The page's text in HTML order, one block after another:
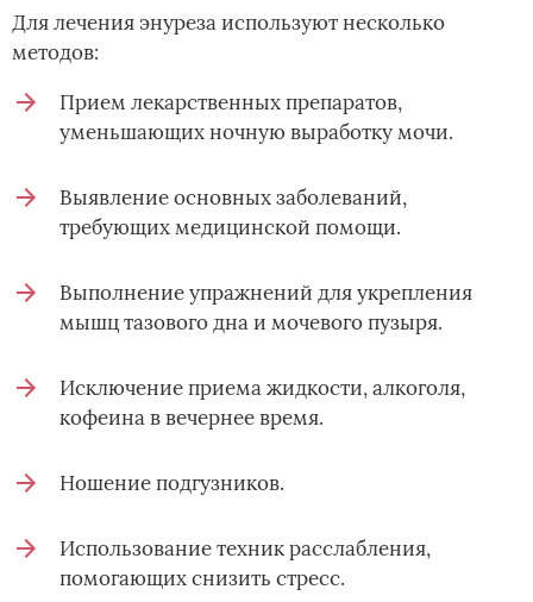
Для лечения энуреза используют несколько
методов:
Прием лекарственных препаратов,
уменьшающих ночную выработку мочи.
Выявление основных заболеваний,
требующих медицинской помощи.
Выполнение упражнений для укрепления
мышц тазового дна и мочевого пузыря.
Исключение приема жидкости, алкоголя,
кофеина в вечернее время.
Ношение подгузников.
Использование техник расслабления,
помогающих снизить стресс.